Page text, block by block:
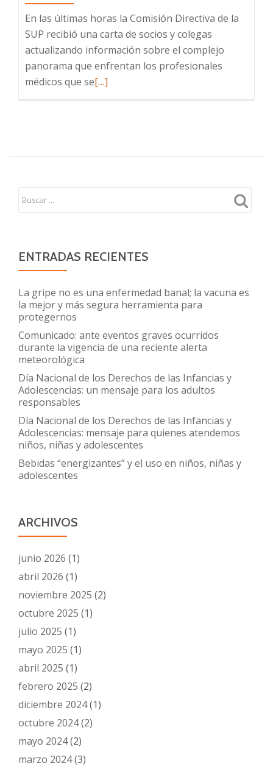
En las últimas horas la Comisión Directiva de la
SUP recibió una carta de socios y colegas
actualizando información sobre el complejo
panorama que enfrentan los profesionales
médicos que seLeer
el
nivel
[…]
ENTRADAS RECIENTES
La gripe no es una enfermedad banal; la vacuna es
la mejor y más segura herramienta para
protegernos
Comunicado: ante eventos graves ocurridos
durante la vigencia de una reciente alerta
meteorológica
Día Nacional de los Derechos de las Infancias y
Adolescencias: un mensaje para los adultos
responsables
Día Nacional de los Derechos de las Infancias y
Adolescencias: mensaje para quienes atendemos
niños, niñas y adolescentes
Bebidas “energizantes” y el uso en niños, niñas y
adolescentes
ARCHIVOS
junio 2026 (1)
abril 2026 (1)
noviembre 2025 (2)
octubre 2025 (1)
julio 2025 (1)
mayo 2025 (1)
abril 2025 (1)
febrero 2025 (2)
diciembre 2024(1)
octubre 2024(2)
mayo 2024(2)
marzo 2024(3)